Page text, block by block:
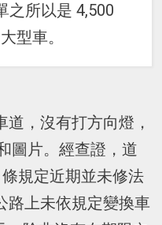
之所以是 4,500
型車。
，沒有打方向燈，
圖片。經查證，道
規定近期並未修法
路上未依規定變換車